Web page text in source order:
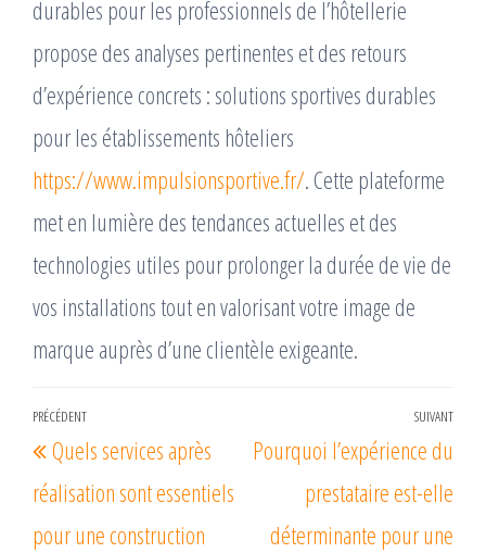
durables pour les professionnels de l’hôtellerie
propose des analyses pertinentes et des retours
d’expérience concrets : solutions sportives durables
pour les établissements hôteliers
https://www.impulsionsportive.fr/. Cette plateforme
met en lumière des tendances actuelles et des
technologies utiles pour prolonger la durée de vie de
vos installations tout en valorisant votre image de
marque auprès d’une clientèle exigeante.
Navigation
de
l’article
Article
précédent
PRÉCÉDENT
Quels services après
réalisation sont essentiels
pour une construction
SUIVANT
Pourquoi l’expérience du
prestataire est-elle
déterminante pour une